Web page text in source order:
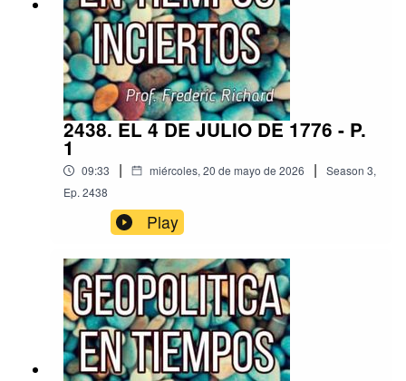
2438. EL 4 DE JULIO DE 1776 - P.
1
09:33 | miércoles, 20 de mayo de 2026 | Season 3,
Ep. 2438
Play